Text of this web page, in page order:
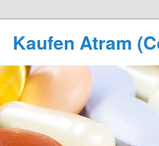
Kaufen Atram